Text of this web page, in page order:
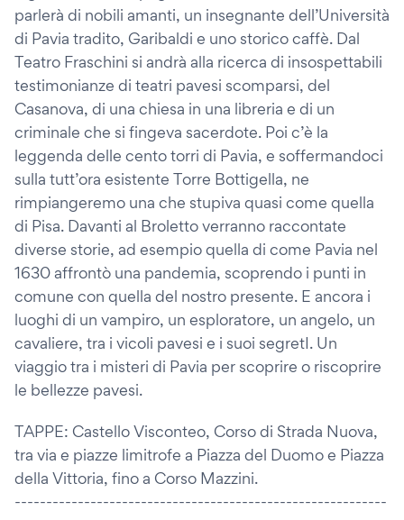
parlerà di nobili amanti, un insegnante dell’Università
di Pavia tradito, Garibaldi e uno storico caffè. Dal
Teatro Fraschini si andrà alla ricerca di insospettabili
testimonianze di teatri pavesi scomparsi, del
Casanova, di una chiesa in una libreria e di un
criminale che si fingeva sacerdote. Poi c’è la
leggenda delle cento torri di Pavia, e soffermandoci
sulla tutt’ora esistente Torre Bottigella, ne
rimpiangeremo una che stupiva quasi come quella
di Pisa. Davanti al Broletto verranno raccontate
diverse storie, ad esempio quella di come Pavia nel
1630 affrontò una pandemia, scoprendo i punti in
comune con quella del nostro presente. E ancora i
luoghi di un vampiro, un esploratore, un angelo, un
cavaliere, tra i vicoli pavesi e i suoi segretI. Un
viaggio tra i misteri di Pavia per scoprire o riscoprire
le bellezze pavesi.
TAPPE: Castello Visconteo, Corso di Strada Nuova,
tra via e piazze limitrofe a Piazza del Duomo e Piazza
della Vittoria, fino a Corso Mazzini.
-----------------------------------------------------------